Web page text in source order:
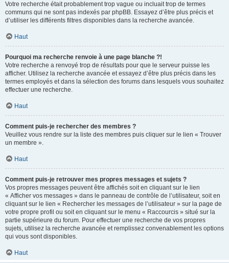
Votre recherche était probablement trop vague ou incluait trop de termes
communs qui ne sont pas indexés par phpBB. Essayez d’être plus précis et
d’utiliser les différents filtres disponibles dans la recherche avancée.
Haut
Pourquoi ma recherche renvoie à une page blanche ?!
Votre recherche a renvoyé trop de résultats pour que le serveur puisse les
afficher. Utilisez la recherche avancée et essayez d’être plus précis dans les
termes employés et dans la sélection des forums dans lesquels vous souhaitez
effectuer une recherche.
Haut
Comment puis-je rechercher des membres ?
Veuillez vous rendre sur la liste des membres puis cliquer sur le lien « Trouver
un membre ».
Haut
Comment puis-je retrouver mes propres messages et sujets ?
Vos propres messages peuvent être affichés soit en cliquant sur le lien
« Afficher vos messages » dans le panneau de contrôle de l’utilisateur, soit en
cliquant sur le lien « Rechercher les messages de l’utilisateur » sur la page de
votre propre profil ou soit en cliquant sur le menu « Raccourcis » situé sur la
partie supérieure du forum. Pour effectuer une recherche de vos propres
sujets, utilisez la recherche avancée et remplissez convenablement les options
qui vous sont disponibles.
Haut